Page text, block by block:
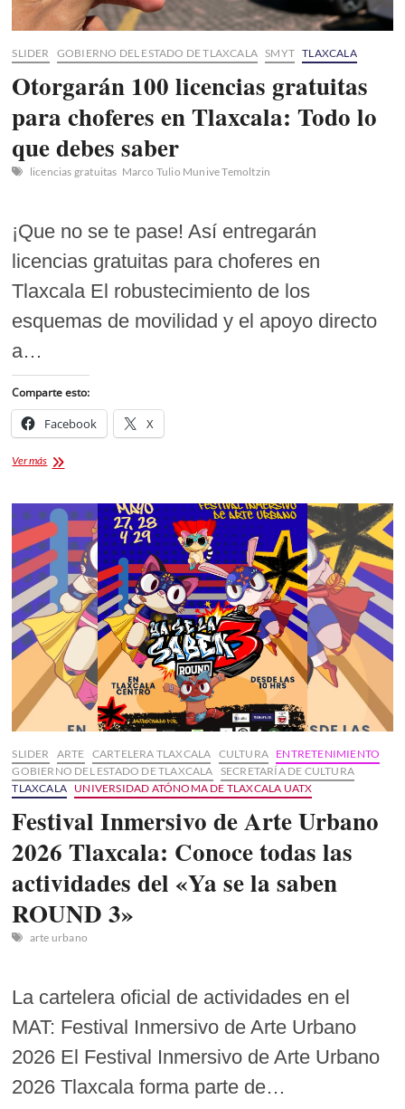
la
economía
SLIDER GOBIERNO DEL ESTADO DE TLAXCALA SMYT TLAXCALA
Otorgarán 100 licencias gratuitas
para choferes en Tlaxcala: Todo lo
que debes saber
licencias gratuitas Marco Tulio Munive Temoltzin
¡Que no se te pase! Así entregarán
licencias gratuitas para choferes en
Tlaxcala El robustecimiento de los
esquemas de movilidad y el apoyo directo
a…
Comparte esto:
Facebook X
Ver másOtorgarán
gratuitas
para
choferes
en
Tlaxcala:
Todo
lo
que
debes
saber
SLIDER ARTE CARTELERA TLAXCALA CULTURA ENTRETENIMIENTO
GOBIERNO DEL ESTADO DE TLAXCALA SECRETARÍA DE CULTURA
TLAXCALA UNIVERSIDAD ATÓNOMA DE TLAXCALA UATX
Festival Inmersivo de Arte Urbano
2026 Tlaxcala: Conoce todas las
actividades del «Ya se la saben
ROUND 3»
arte urbano
La cartelera oficial de actividades en el
MAT: Festival Inmersivo de Arte Urbano
2026 El Festival Inmersivo de Arte Urbano
2026 Tlaxcala forma parte de…